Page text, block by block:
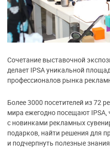
Сочетание выставочной
делает IPSA уникальной
профессионалов рынка
Более 3000 посетителей из 72
мира ежегодно посещают
с новинками рекламных
подарков, найти решения для
и подчерпнуть полезные